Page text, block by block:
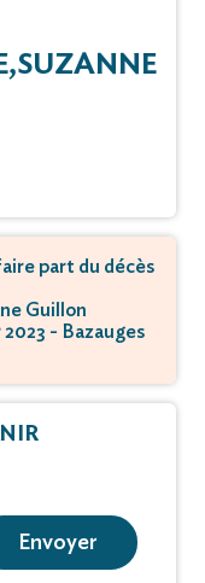
part du décès
Guillon
- Bazauges
Envoyer